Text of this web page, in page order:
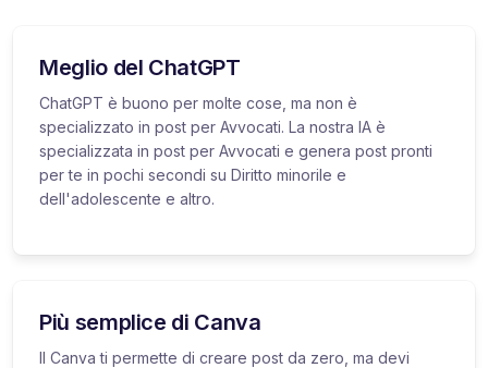
Meglio del ChatGPT
ChatGPT è buono per molte cose, ma non è
specializzato in post per Avvocati. La nostra IA è
specializzata in post per Avvocati e genera post pronti
per te in pochi secondi su Diritto minorile e
dell'adolescente e altro.
Più semplice di Canva
Il Canva ti permette di creare post da zero, ma devi